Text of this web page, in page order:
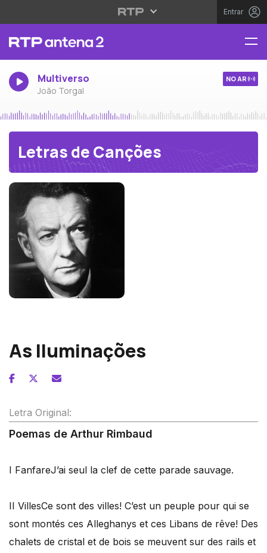
Entrar
Multiverso
João Torgal
NO AR
Letras de Canções
As Iluminações
Letra Original:
Poemas de Arthur Rimbaud
I FanfareJ’ai seul la clef de cette parade sauvage.
II VillesCe sont des villes! C’est un peuple pour qui se
sont montés ces Alleghanys et ces Libans de rêve! Des
chalets de cristal et de bois se meuvent sur des rails et